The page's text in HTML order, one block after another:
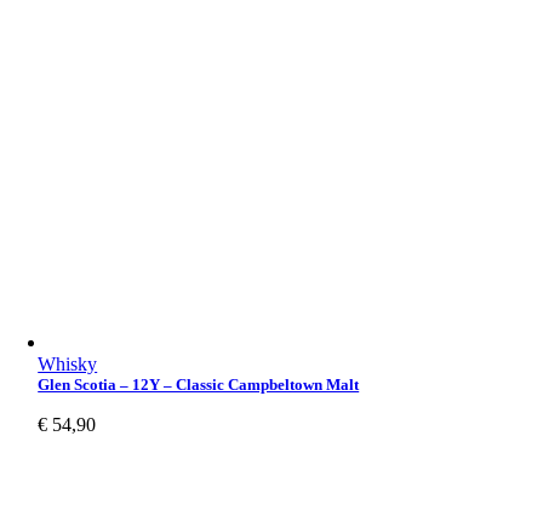
Whisky
Glen Scotia – 12Y – Classic Campbeltown Malt
€ 54,90